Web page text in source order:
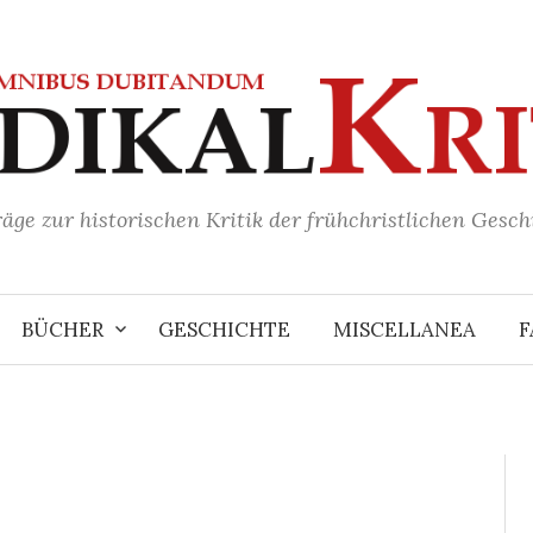
zur historischen Kritik der frühchristlichen
BÜCHER GESCHICHTE MISCELLANEA